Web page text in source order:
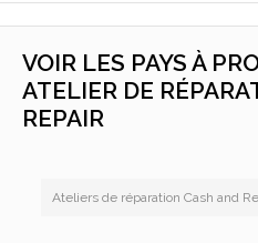
VOIR LES PAYS À
ATELIER DE
REPAIR
Ateliers de réparation Cash and